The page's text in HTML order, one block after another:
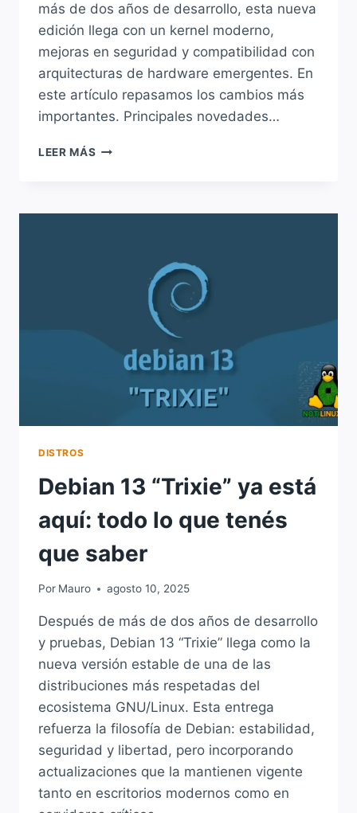
más de dos años de desarrollo, esta nueva
edición llega con un kernel moderno,
mejoras en seguridad y compatibilidad con
arquitecturas de hardware emergentes. En
este artículo repasamos los cambios más
importantes. Principales novedades…
LEER MÁS DEBIAN
ESTÁ
DISTROS
Debian 13 “Trixie” ya está
aquí: todo lo que tenés
que saber
Por Mauro agosto 10, 2025
Después de más de dos años de desarrollo
y pruebas, Debian 13 “Trixie” llega como la
nueva versión estable de una de las
distribuciones más respetadas del
ecosistema GNU/Linux. Esta entrega
refuerza la filosofía de Debian: estabilidad,
seguridad y libertad, pero incorporando
actualizaciones que la mantienen vigente
tanto en escritorios modernos como en